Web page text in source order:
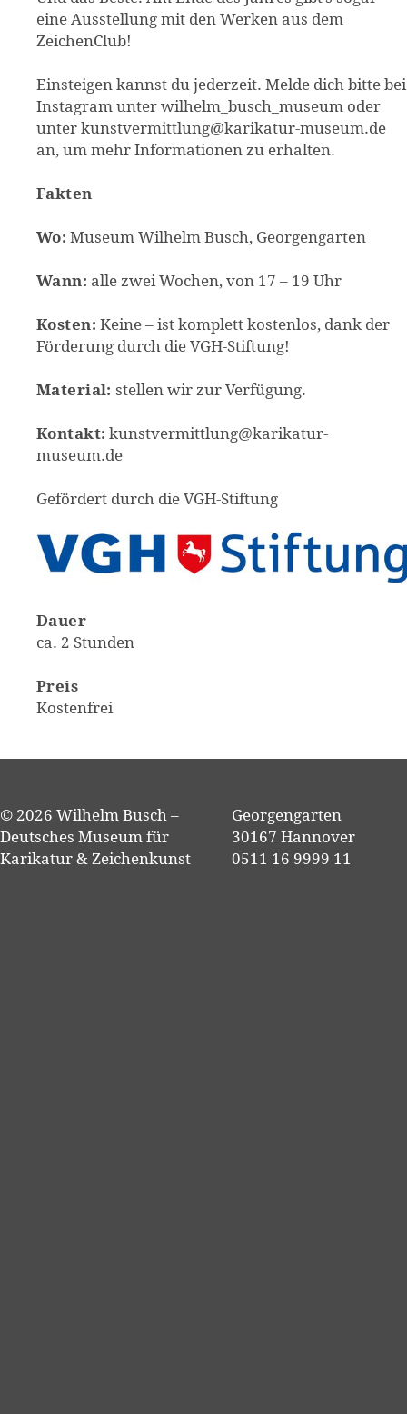
eine Ausstellung mit den Werken aus dem
ZeichenClub!
Einsteigen kannst du jederzeit. Melde dich bitte bei
Instagram unter wilhelm_busch_museum oder
unter kunstvermittlung@karikatur-museum.de
an, um mehr Informationen zu erhalten.
Fakten
Wo: Museum Wilhelm Busch, Georgengarten
Wann: alle zwei Wochen, von 17 – 19 Uhr
Kosten: Keine – ist komplett kostenlos, dank der
Förderung durch die VGH-Stiftung!
Material: stellen wir zur Verfügung.
Kontakt: kunstvermittlung@karikatur-
museum.de
Gefördert durch die VGH-Stiftung
Dauer
ca. 2 Stunden
Preis
Kostenfrei
© 2026 Wilhelm Busch –
Deutsches Museum für
Karikatur & Zeichenkunst
Georgengarten
30167 Hannover
0511 16 9999 11